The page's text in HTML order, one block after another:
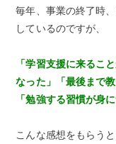
毎年、事業の終了時
しているのですが、
「学習支援に来るこ
なった」「最後まで教
「勉強する習慣が身
こんな感想をもらう